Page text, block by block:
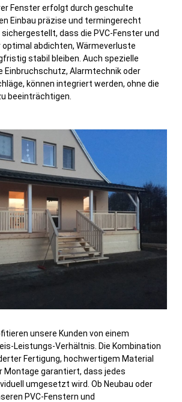
Fenster erfolgt durch geschulte
Einbau präzise und termingerecht
dass die PVC-Fenster und
abdichten, Wärmeverluste
stabil bleiben. Auch spezielle
Einbruchschutz, Alarmtechnik oder
können integriert werden, ohne die
beeinträchtigen.
unsere Kunden von einem
Leistungs-Verhältnis. Die Kombination
Fertigung, hochwertigem Material
Montage garantiert, dass jedes
umgesetzt wird. Ob Neubau oder
PVC-Fenstern und